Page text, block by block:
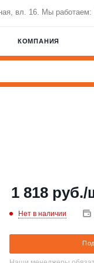
вл. 16. Мы
КОМПАНИЯ
1 818 руб./
Нет в наличии